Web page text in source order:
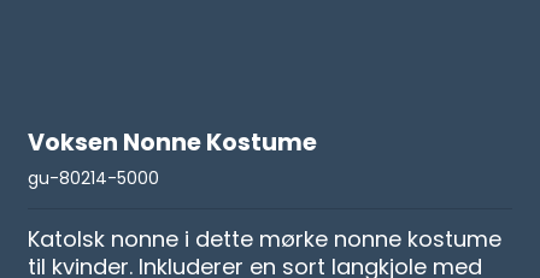
Voksen Nonne Kostume
gu-80214-5000
Katolsk nonne i dette mørke nonne kostume
til kvinder. Inkluderer en sort langkjole med